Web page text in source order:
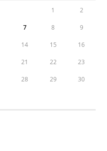
1 2
7 8 9
14 15 16
21 22 23
28 29 30